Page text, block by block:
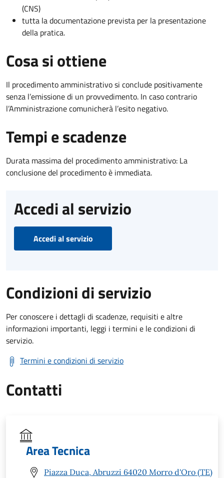
(CNS)
tutta la documentazione prevista per la presentazione
della pratica.
Cosa si ottiene
Il procedimento amministrativo si conclude positivamente
senza l’emissione di un provvedimento. In caso contrario
l’Amministrazione comunicherà l’esito negativo.
Tempi e scadenze
Durata massima del procedimento amministrativo: La
conclusione del procedimento è immediata.
Accedi al servizio
Accedi al servizio
Condizioni di servizio
Per conoscere i dettagli di scadenze, requisiti e altre
informazioni importanti, leggi i termini e le condizioni di
servizio.
Termini e condizioni di servizio
Contatti
Area Tecnica
Piazza Duca, Abruzzi 64020 Morro d'Oro (TE)